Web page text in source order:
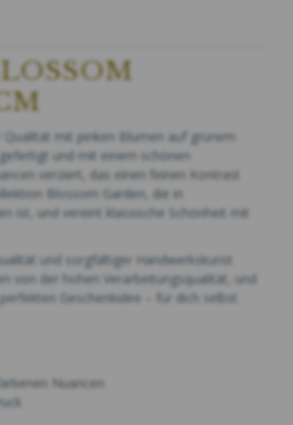
mit pinken Blumen auf grünem
und mit einem schönen
verziert, das einen feinen Kontrast
Blossom Garden, die in
ist, und vereint klassische Schönheit mit
und sorgfältiger Handwerkskunst
von der hohen Verarbeitungsqualität, und
Geschenkidee – für dich selbst
Nuancen